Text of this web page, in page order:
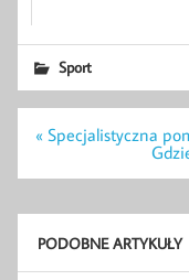
Sport
Nawigacja
wpisu
« Specjalistyczna
PODOBNE ARTYKUŁY